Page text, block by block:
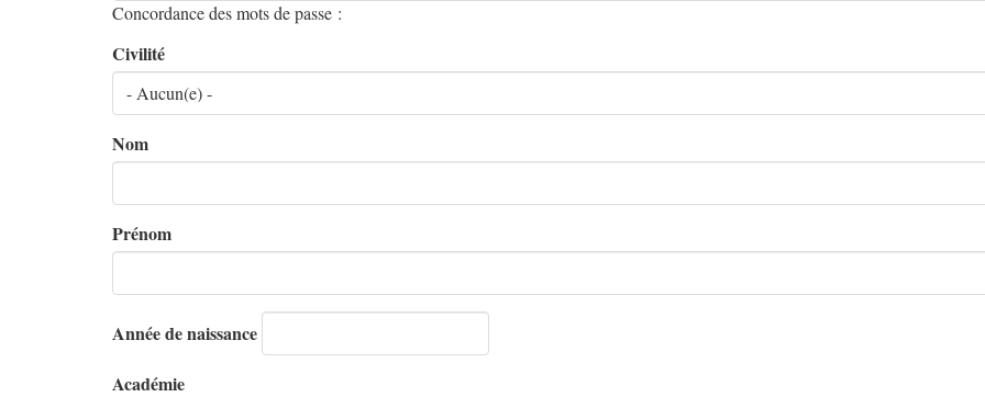
Concordance des mots de passe :
Civilité
Nom
Prénom
Année de naissance
Académie